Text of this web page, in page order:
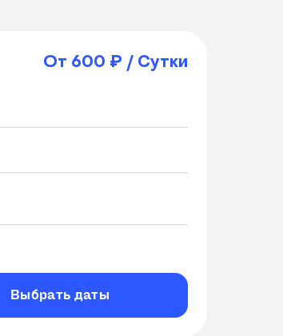
От 600 ₽ / Сутки
Выбрать даты